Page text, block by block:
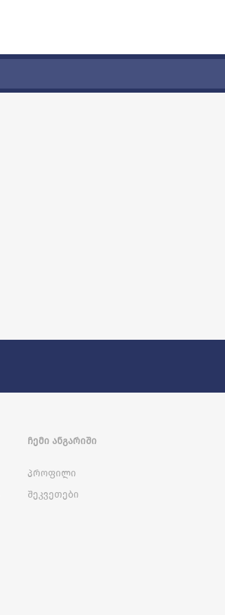
ᲩᲔᲛᲘ ᲐᲜᲒᲐᲠᲘᲨᲘ
პროფილი
შეკვეთები